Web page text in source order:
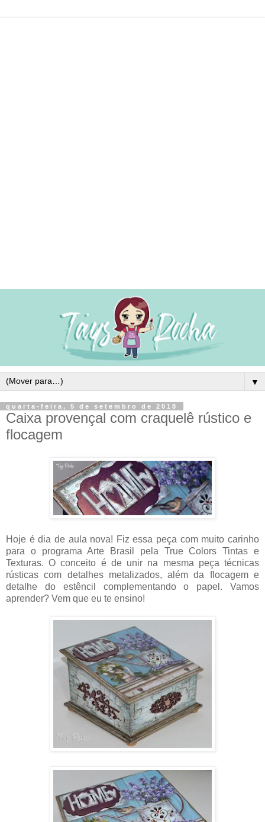
▼
quarta-feira, 5 de setembro de 2018
Caixa provençal com craquelê rústico e
flocagem
Hoje é dia de aula nova! Fiz essa peça com muito carinho
para o programa Arte Brasil pela True Colors Tintas e
Texturas. O conceito é de unir na mesma peça técnicas
rústicas com detalhes metalizados, além da flocagem e
detalhe do estêncil complementando o papel. Vamos
aprender? Vem que eu te ensino!